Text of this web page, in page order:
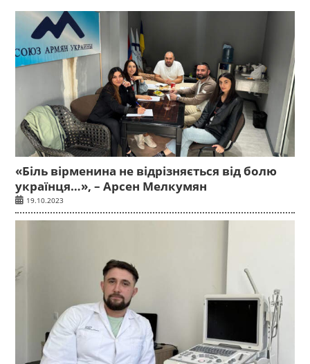
«Біль вірменина не відрізняється від болю
українця…», – Арсен Мелкумян
19.10.2023